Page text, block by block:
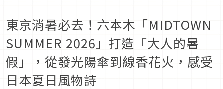
東京消暑必去！六本木「MIDTOWN
SUMMER 2026」打造「大人的暑
假」，從發光陽傘到線香花火，感受
日本夏日風物詩